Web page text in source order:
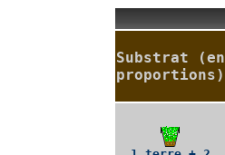
Substrat (en
proportions)